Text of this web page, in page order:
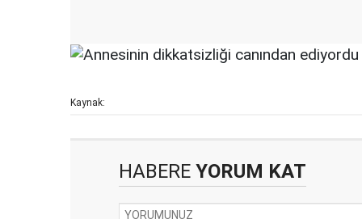
Kaynak:
HABERE YORUM KAT